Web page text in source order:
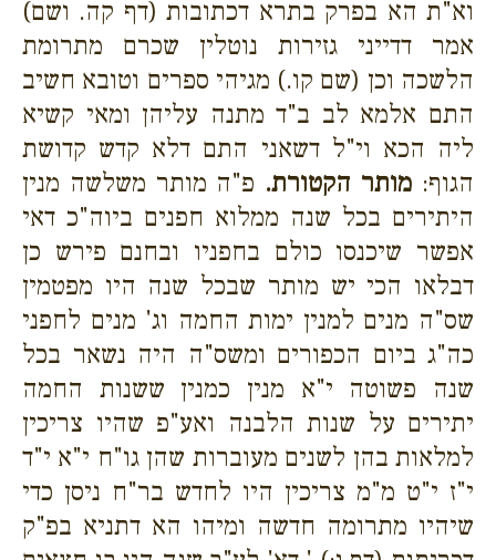
וא"ת הא בפרק בתרא דכתובות (דף קה. ושם)
אמר דדייני גזירות נוטלין שכרם מתרומת
הלשכה וכן (שם קו.) מגיהי ספרים וטובא חשיב
התם אלמא לב ב"ד מתנה עליהן ומאי קשיא
ליה הכא וי"ל דשאני התם דלא קדש קדושת
הגוף: מותר הקטורת. פ"ה מותר משלשה מנין
היתירים בכל שנה ממלוא חפנים ביוה"כ דאי
אפשר שיכנסו כולם בחפניו ובחנם פירש כן
דבלאו הכי יש מותר שבכל שנה היו מפטמין
שס"ה מנים למנין ימות החמה וג' מנים לחפני
כה"ג ביום הכפורים ומשס"ה היה נשאר בכל
שנה פשוטה י"א מנין כמנין ששנות החמה
יתירים על שנות הלבנה ואע"פ שהיו צריכין
למלאות בהן לשנים מעוברות שהן גו"ח י"א י"ד
י"ז י"ט מ"מ צריכין היו לחדש בר"ח ניסן כדי
שיהיו מתרומה חדשה ומיהו הא דתניא בפ"ק